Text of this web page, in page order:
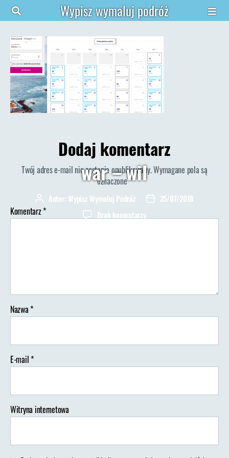
Wypisz wymaluj podróż
war – wil
Autor
wpisu
Autor: Wypisz Wymaluj Podróż
Data25/07/2018
Brak komentarzydo
Dodaj komentarz
Twój adres e-mail nie zostanie opublikowany.Wymagane pola są
oznaczone*
Komentarz*
Nazwa*
E-mail*
Witryna internetowa